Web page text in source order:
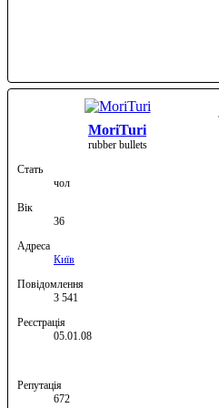
MoriTuri
rubber bullets
Стать
чол
Вік
36
Адреса
Київ
Повідомлення
3 541
Реєстрація
05.01.08
Репутація
672